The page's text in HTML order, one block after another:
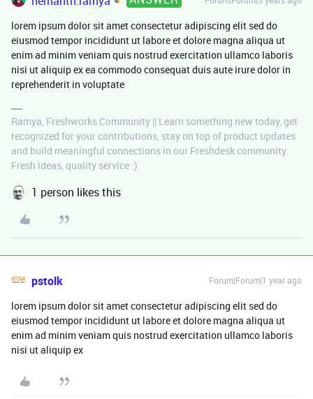
lorem ipsum dolor sit amet consectetur adipiscing elit sed do
eiusmod tempor incididunt ut labore et dolore magna aliqua ut
enim ad minim veniam quis nostrud exercitation ullamco laboris
nisi ut aliquip ex ea commodo consequat duis aute irure dolor in
reprehenderit in voluptate
Ramya, Freshworks Community || Learn something new today, get
recognized for your contributions, stay on top of product updates
and build meaningful connections in our Freshdesk community.
Fresh ideas, quality service :)
1 person likes this
pstolk Forum|Forum|1 year ago
lorem ipsum dolor sit amet consectetur adipiscing elit sed do
eiusmod tempor incididunt ut labore et dolore magna aliqua ut
enim ad minim veniam quis nostrud exercitation ullamco laboris
nisi ut aliquip ex